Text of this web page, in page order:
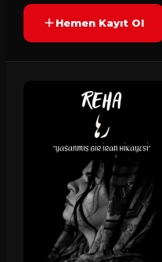
Hemen Kayıt Ol